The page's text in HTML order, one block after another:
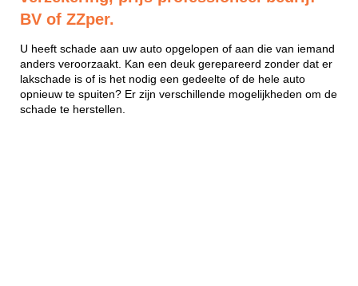
BV of ZZper.
U heeft schade aan uw auto opgelopen of aan die van iemand
anders veroorzaakt. Kan een deuk gerepareerd zonder dat er
lakschade is of is het nodig een gedeelte of de hele auto
opnieuw te spuiten? Er zijn verschillende mogelijkheden om de
schade te herstellen.